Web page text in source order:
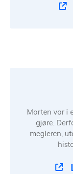
Morten var i
gjøre.
megleren,